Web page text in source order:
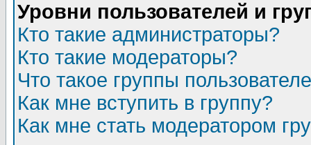
Уровни пользователей и
Кто такие администраторы?
Кто такие модераторы?
Что такое группы
Как мне вступить в группу?
Как мне стать модератором